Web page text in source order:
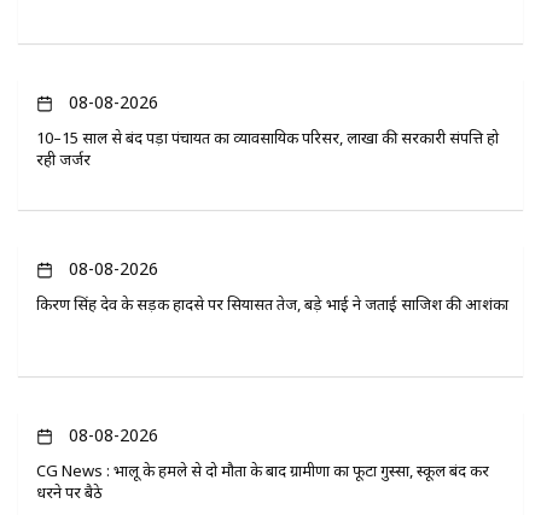
08-08-2026
10–15 साल से बंद पड़ा पंचायत का व्यावसायिक परिसर, लाखों की सरकारी संपत्ति हो
रही जर्जर
08-08-2026
किरण सिंह देव के सड़क हादसे पर सियासत तेज, बड़े भाई ने जताई साजिश की आशंका
08-08-2026
CG News : भालू के हमले से दो मौतों के बाद ग्रामीणों का फूटा गुस्सा, स्कूल बंद कर
धरने पर बैठे